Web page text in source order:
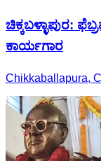
ಚಿಕ್ಕಬಳ್ಳಾಪುರ:
ಕಾರ್ಯಗಾರ
Chikkaballapura,